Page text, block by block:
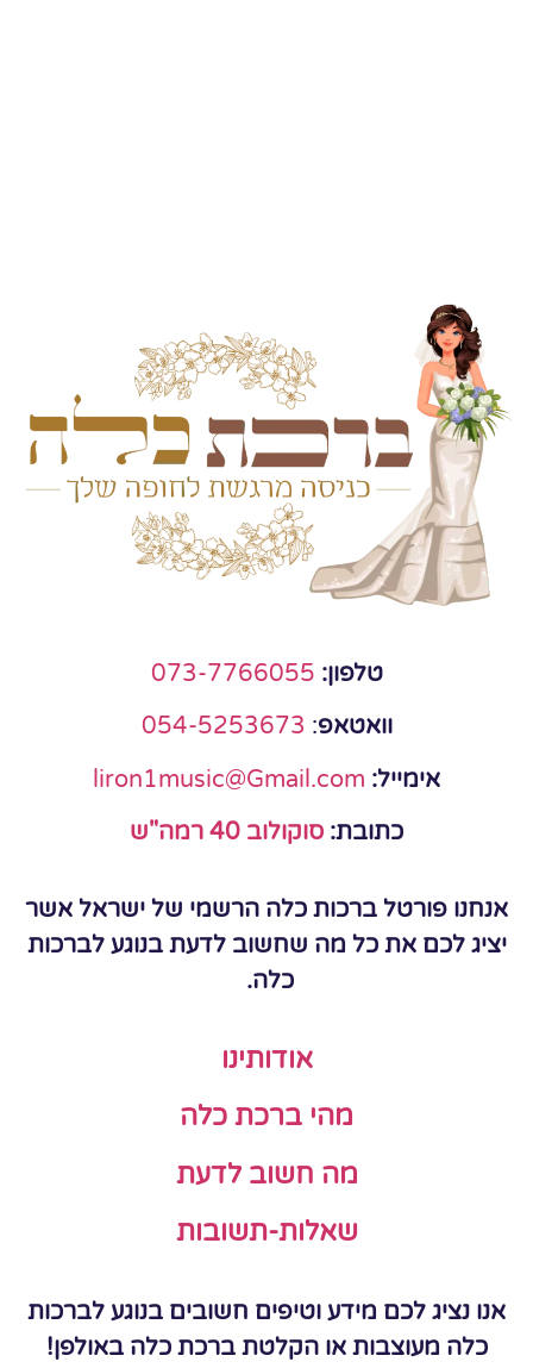
טלפון: 073-7766055
וואטאפ:
054-5253673
אימייל: liron1music@Gmail.com
כתובת: סוקולוב 40 רמה"ש
אנחנו פורטל ברכות כלה הרשמי של ישראל אשר
יציג לכם את כל מה שחשוב לדעת בנוגע לברכות
כלה.
אודותינו
מהי ברכת כלה
מה חשוב לדעת
שאלות-תשובות
אנו נציג לכם מידע וטיפים חשובים בנוגע לברכות
כלה מעוצבות או הקלטת ברכת כלה באולפן!